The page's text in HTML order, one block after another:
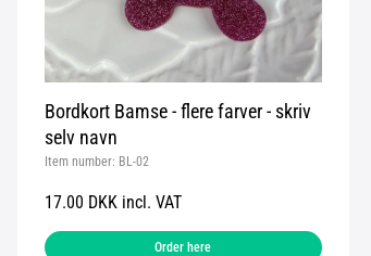
Bordkort Bamse - flere farver - skriv
selv navn
Item number: BL-02
17.00 DKK incl. VAT
Order here